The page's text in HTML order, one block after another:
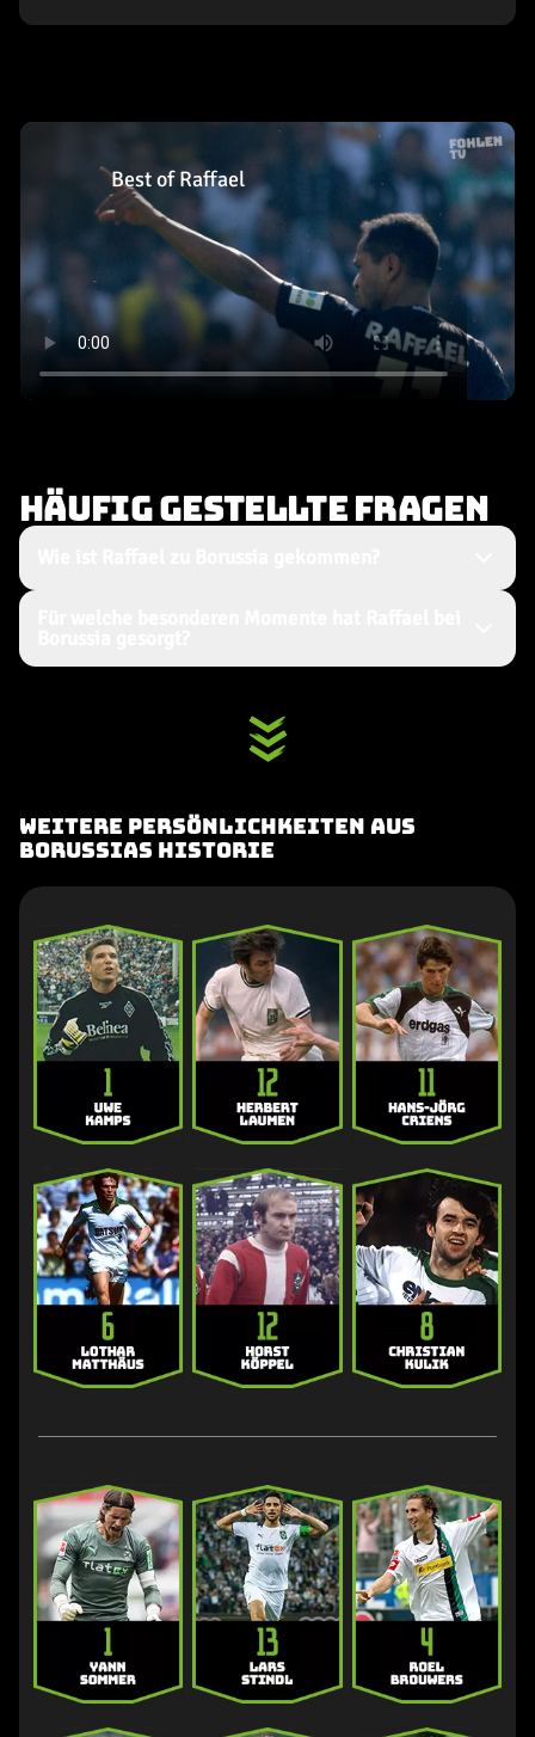
Best of Raffael
HÄUFIG GESTELLTE FRAGEN
Weitere Persönlichkeiten aus
Borussias Historie